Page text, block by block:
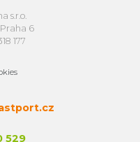
s.r.o.
Praha 6
177
529